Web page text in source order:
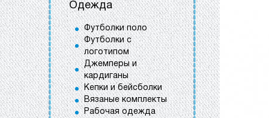
Одежда
Футболки поло
Футболки с
логотипом
Джемперы и
кардиганы
Кепки и бейсболки
Вязаные комплекты
Рабочая одежда